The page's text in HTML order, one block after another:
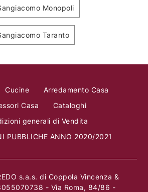
Monopoli
Taranto
Cucine
Arredamento Casa
Casa
Cataloghi
generali di Vendita
PUBBLICHE ANNO 2020/2021
s.a.s. di Coppola Vincenza &
- Via Roma, 84/86 -